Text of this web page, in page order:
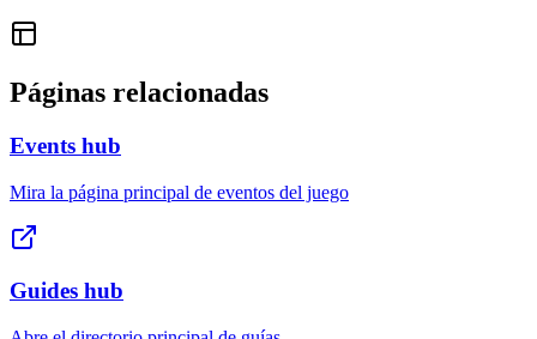
Páginas relacionadas
Events hub
Mira la página principal de eventos del juego
Guides hub